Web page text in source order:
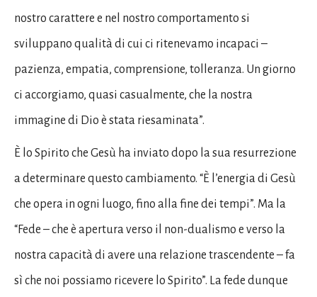
nostro carattere e nel nostro comportamento si
sviluppano qualità di cui ci ritenevamo incapaci –
pazienza, empatia, comprensione, tolleranza. Un giorno
ci accorgiamo, quasi casualmente, che la nostra
immagine di Dio è stata riesaminata”.
È lo Spirito che Gesù ha inviato dopo la sua resurrezione
a determinare questo cambiamento. “È l’energia di Gesù
che opera in ogni luogo, fino alla fine dei tempi”. Ma la
“Fede – che è apertura verso il non-dualismo e verso la
nostra capacità di avere una relazione trascendente – fa
sì che noi possiamo ricevere lo Spirito”. La fede dunque